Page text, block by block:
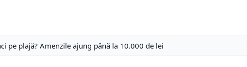
pe plajă? Amenzile ajung până la 10.000 de lei